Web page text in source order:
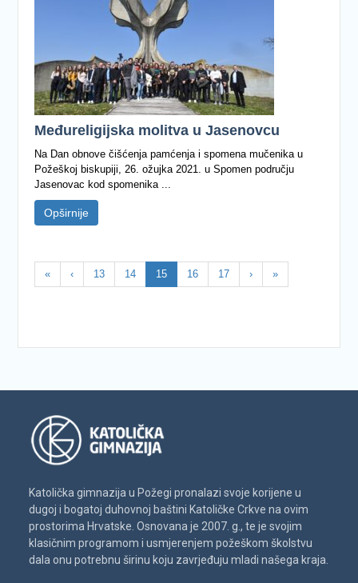
Međureligijska molitva u Jasenovcu
Na Dan obnove čišćenja pamćenja i spomena mučenika u
Požeškoj biskupiji, 26. ožujka 2021. u Spomen području
Jasenovac kod spomenika ...
Opširnije
« ‹ 13 14 15 16 17 › »
Katolička gimnazija u Požegi pronalazi svoje korijene u
dugoj i bogatoj duhovnoj baštini Katoličke Crkve na ovim
prostorima Hrvatske. Osnovana je 2007. g., te je svojim
klasičnim programom i usmjerenjem požeškom školstvu
dala onu potrebnu širinu koju zavrjeđuju mladi našega kraja.